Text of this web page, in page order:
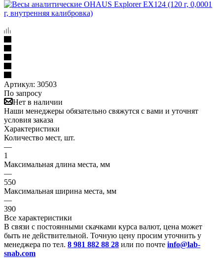
Артикул: 30503
По запросу
Нет в наличии
Наши менеджеры обязательно свяжутся с вами и уточнят
условия заказа
Характеристики
Количество мест, шт.
—
1
Максимальная длина места, мм
—
550
Максимальная ширина места, мм
—
390
Все характеристики
В связи с постоянными скачками курса валют, цена может
быть не действительной. Точную цену просим уточнить у
менеджера по тел. 8 981 882 88 28 или по почте info@lab-
snab.com